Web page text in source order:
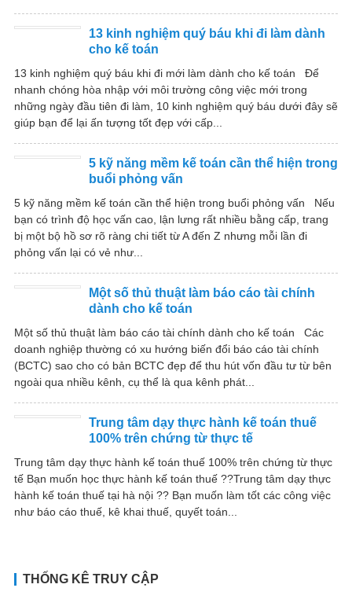
13 kinh nghiệm quý báu khi đi làm dành
cho kế toán
13 kinh nghiệm quý báu khi đi mới làm dành cho kế toán Để
nhanh chóng hòa nhập với môi trường công việc mới trong
những ngày đầu tiên đi làm, 10 kinh nghiệm quý báu dưới đây sẽ
giúp bạn để lại ấn tượng tốt đẹp với cấp...
5 kỹ năng mềm kế toán cần thể hiện trong
buổi phỏng vấn
5 kỹ năng mềm kế toán cần thể hiện trong buổi phỏng vấn Nếu
bạn có trình độ học vấn cao, lận lưng rất nhiều bằng cấp, trang
bị một bộ hồ sơ rõ ràng chi tiết từ A đến Z nhưng mỗi lần đi
phỏng vấn lại có vẻ như...
Một số thủ thuật làm báo cáo tài chính
dành cho kế toán
Một số thủ thuật làm báo cáo tài chính dành cho kế toán Các
doanh nghiệp thường có xu hướng biến đổi báo cáo tài chính
(BCTC) sao cho có bản BCTC đẹp để thu hút vốn đầu tư từ bên
ngoài qua nhiều kênh, cụ thể là qua kênh phát...
Trung tâm dạy thực hành kế toán thuế
100% trên chứng từ thực tế
Trung tâm dạy thực hành kế toán thuế 100% trên chứng từ thực
tế Bạn muốn học thực hành kế toán thuế ??Trung tâm dạy thực
hành kế toán thuế tại hà nội ?? Bạn muốn làm tốt các công việc
như báo cáo thuế, kê khai thuế, quyết toán...
THỐNG KÊ TRUY CẬP